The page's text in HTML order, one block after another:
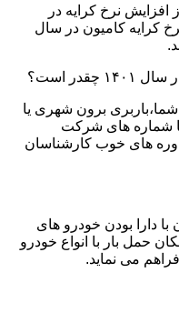
نرخ کرایه در
کرایه کامیون در سال
است؟
برون شهری یا
شماره های شرکت
از مشاوره های خوب کارشناسان
دارا بودن خودرو های
حمل بار با انواع خودرو
می نماید.